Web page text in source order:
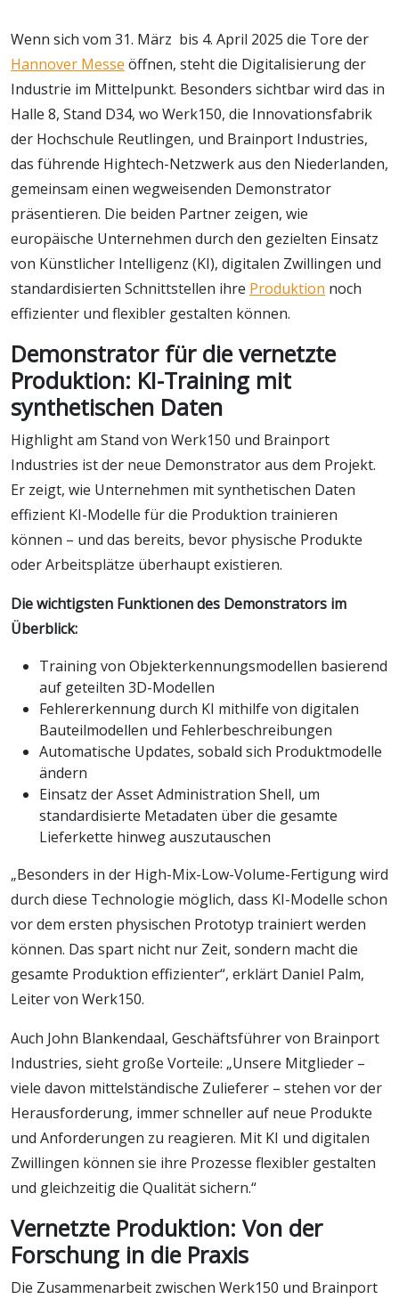
Wenn sich vom 31. März bis 4. April 2025 die Tore der
Hannover Messe öffnen, steht die Digitalisierung der
Industrie im Mittelpunkt. Besonders sichtbar wird das in
Halle 8, Stand D34, wo Werk150, die Innovationsfabrik
der Hochschule Reutlingen, und Brainport Industries,
das führende Hightech-Netzwerk aus den Niederlanden,
gemeinsam einen wegweisenden Demonstrator
präsentieren. Die beiden Partner zeigen, wie
europäische Unternehmen durch den gezielten Einsatz
von Künstlicher Intelligenz (KI), digitalen Zwillingen und
standardisierten Schnittstellen ihre Produktion noch
effizienter und flexibler gestalten können.
Demonstrator für die vernetzte
Produktion: KI-Training mit
synthetischen Daten
Highlight am Stand von Werk150 und Brainport
Industries ist der neue Demonstrator aus dem Projekt.
Er zeigt, wie Unternehmen mit synthetischen Daten
effizient KI-Modelle für die Produktion trainieren
können – und das bereits, bevor physische Produkte
oder Arbeitsplätze überhaupt existieren.
Die wichtigsten Funktionen des Demonstrators im
Überblick:
Training von Objekterkennungsmodellen basierend
auf geteilten 3D-Modellen
Fehlererkennung durch KI mithilfe von digitalen
Bauteilmodellen und Fehlerbeschreibungen
Automatische Updates, sobald sich Produktmodelle
ändern
Einsatz der Asset Administration Shell, um
standardisierte Metadaten über die gesamte
Lieferkette hinweg auszutauschen
„Besonders in der High-Mix-Low-Volume-Fertigung wird
durch diese Technologie möglich, dass KI-Modelle schon
vor dem ersten physischen Prototyp trainiert werden
können. Das spart nicht nur Zeit, sondern macht die
gesamte Produktion effizienter“, erklärt Daniel Palm,
Leiter von Werk150.
Auch John Blankendaal, Geschäftsführer von Brainport
Industries, sieht große Vorteile: „Unsere Mitglieder –
viele davon mittelständische Zulieferer – stehen vor der
Herausforderung, immer schneller auf neue Produkte
und Anforderungen zu reagieren. Mit KI und digitalen
Zwillingen können sie ihre Prozesse flexibler gestalten
und gleichzeitig die Qualität sichern.“
Vernetzte Produktion: Von der
Forschung in die Praxis
Die Zusammenarbeit zwischen Werk150 und Brainport